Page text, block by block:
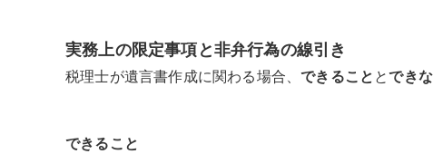
実務上の限定事項と非弁行為の線引き
税理士が遺言書作成に関わる場合、できることとでき
できること